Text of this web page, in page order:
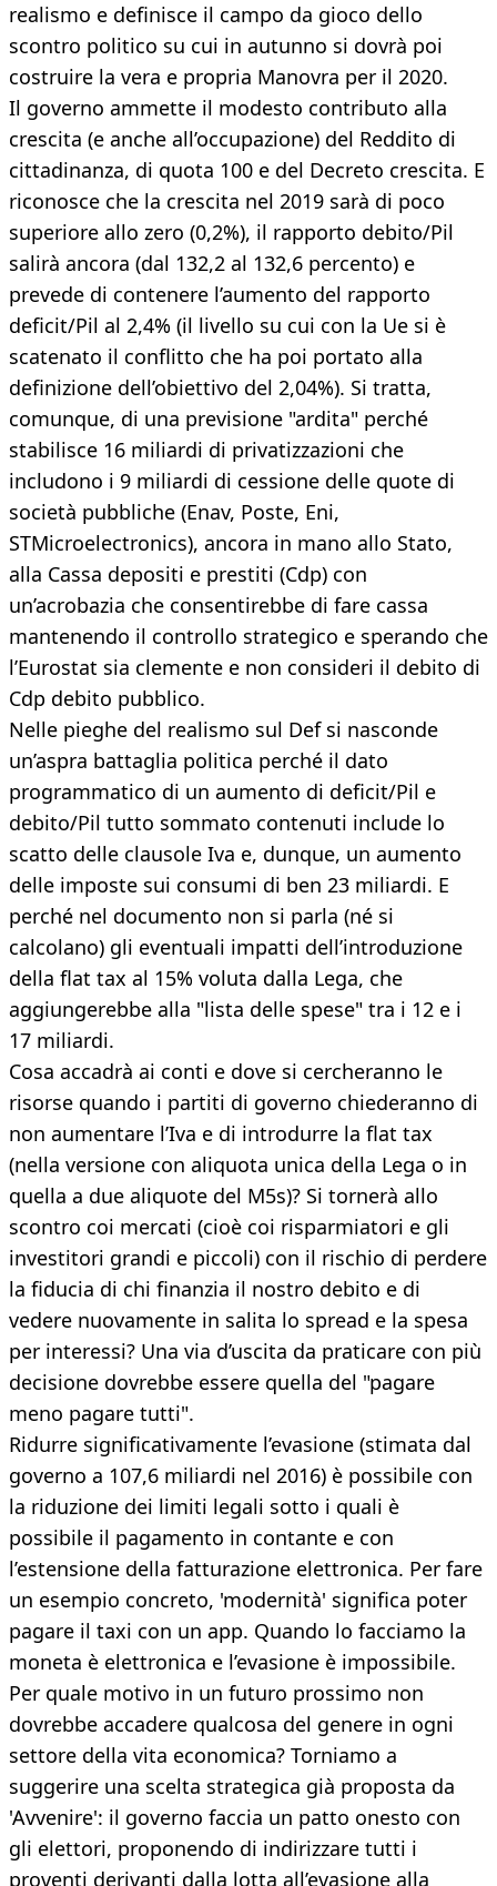
realismo e definisce il campo da gioco dello
scontro politico su cui in autunno si dovrà poi
costruire la vera e propria Manovra per il 2020.
Il governo ammette il modesto contributo alla
crescita (e anche all’occupazione) del Reddito di
cittadinanza, di quota 100 e del Decreto crescita. E
riconosce che la crescita nel 2019 sarà di poco
superiore allo zero (0,2%), il rapporto debito/Pil
salirà ancora (dal 132,2 al 132,6 percento) e
prevede di contenere l’aumento del rapporto
deficit/Pil al 2,4% (il livello su cui con la Ue si è
scatenato il conflitto che ha poi portato alla
definizione dell’obiettivo del 2,04%). Si tratta,
comunque, di una previsione "ardita" perché
stabilisce 16 miliardi di privatizzazioni che
includono i 9 miliardi di cessione delle quote di
società pubbliche (Enav, Poste, Eni,
STMicroelectronics), ancora in mano allo Stato,
alla Cassa depositi e prestiti (Cdp) con
un’acrobazia che consentirebbe di fare cassa
mantenendo il controllo strategico e sperando che
l’Eurostat sia clemente e non consideri il debito di
Cdp debito pubblico.
Nelle pieghe del realismo sul Def si nasconde
un’aspra battaglia politica perché il dato
programmatico di un aumento di deficit/Pil e
debito/Pil tutto sommato contenuti include lo
scatto delle clausole Iva e, dunque, un aumento
delle imposte sui consumi di ben 23 miliardi. E
perché nel documento non si parla (né si
calcolano) gli eventuali impatti dell’introduzione
della flat tax al 15% voluta dalla Lega, che
aggiungerebbe alla "lista delle spese" tra i 12 e i
17 miliardi.
Cosa accadrà ai conti e dove si cercheranno le
risorse quando i partiti di governo chiederanno di
non aumentare l’Iva e di introdurre la flat tax
(nella versione con aliquota unica della Lega o in
quella a due aliquote del M5s)? Si tornerà allo
scontro coi mercati (cioè coi risparmiatori e gli
investitori grandi e piccoli) con il rischio di perdere
la fiducia di chi finanzia il nostro debito e di
vedere nuovamente in salita lo spread e la spesa
per interessi? Una via d’uscita da praticare con più
decisione dovrebbe essere quella del "pagare
meno pagare tutti".
Ridurre significativamente l’evasione (stimata dal
governo a 107,6 miliardi nel 2016) è possibile con
la riduzione dei limiti legali sotto i quali è
possibile il pagamento in contante e con
l’estensione della fatturazione elettronica. Per fare
un esempio concreto, 'modernità' significa poter
pagare il taxi con un app. Quando lo facciamo la
moneta è elettronica e l’evasione è impossibile.
Per quale motivo in un futuro prossimo non
dovrebbe accadere qualcosa del genere in ogni
settore della vita economica? Torniamo a
suggerire una scelta strategica già proposta da
'Avvenire': il governo faccia un patto onesto con
gli elettori, proponendo di indirizzare tutti i
proventi derivanti dalla lotta all’evasione alla